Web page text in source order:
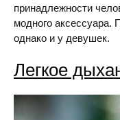
принадлежности
модного аксессуара.
однако и у девушек.
Легкое